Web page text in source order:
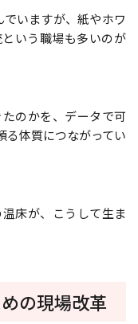
いますが、紙やホワ
いう職場も多いのが
のかを、データで可
る体質につながってい
床が、こうして生ま
の現場改革